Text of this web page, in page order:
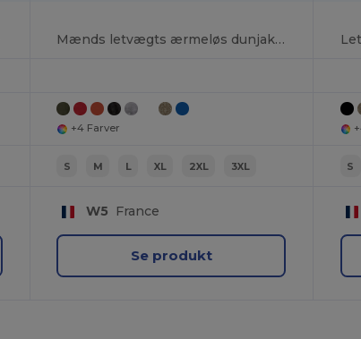
Mænds letvægts ærmeløs dunjakke
+4 Farver
S M L XL 2XL 3XL
W5 France
Se produkt
S